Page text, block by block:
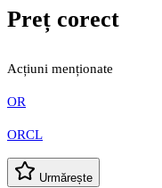
Preț corect
Acțiuni menționate
OR
ORCL
Urmărește